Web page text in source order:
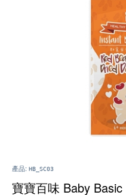
產品: HB_SC03
寶寶百味 Baby